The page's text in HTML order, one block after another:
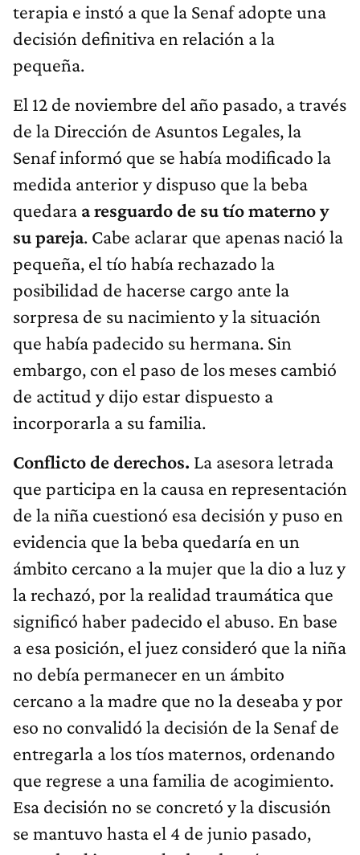
terapia e instó a que la Senaf adopte una
decisión definitiva en relación a la
pequeña.
El 12 de noviembre del año pasado, a través
de la Dirección de Asuntos Legales, la
Senaf informó que se había modificado la
medida anterior y dispuso que la beba
quedara a resguardo de su tío materno y
su pareja. Cabe aclarar que apenas nació la
pequeña, el tío había rechazado la
posibilidad de hacerse cargo ante la
sorpresa de su nacimiento y la situación
que había padecido su hermana. Sin
embargo, con el paso de los meses cambió
de actitud y dijo estar dispuesto a
incorporarla a su familia.
Conflicto de derechos. La asesora letrada
que participa en la causa en representación
de la niña cuestionó esa decisión y puso en
evidencia que la beba quedaría en un
ámbito cercano a la mujer que la dio a luz y
la rechazó, por la realidad traumática que
significó haber padecido el abuso. En base
a esa posición, el juez consideró que la niña
no debía permanecer en un ámbito
cercano a la madre que no la deseaba y por
eso no convalidó la decisión de la Senaf de
entregarla a los tíos maternos, ordenando
que regrese a una familia de acogimiento.
Esa decisión no se concretó y la discusión
se mantuvo hasta el 4 de junio pasado,